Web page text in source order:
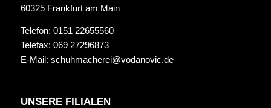
60325 Frankfurt am Main
Telefon: 0151 22655560
Telefax: 069 27296873
E-Mail: schuhmacherei@vodanovic.de
UNSERE FILIALEN